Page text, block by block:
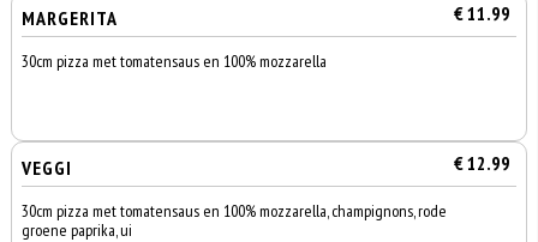
MARGERITA € 11.99
30cm pizza met tomatensaus en 100% mozzarella
VEGGI € 12.99
30cm pizza met tomatensaus en 100% mozzarella, champignons, rode
groene paprika, ui